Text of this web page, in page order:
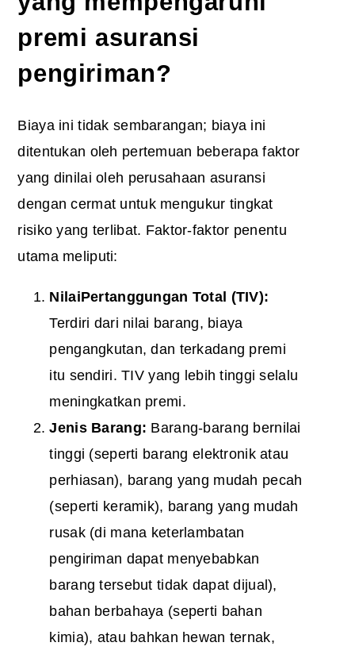
premi asuransi
pengiriman?
Biaya ini tidak sembarangan; biaya ini
ditentukan oleh pertemuan beberapa faktor
yang dinilai oleh perusahaan asuransi
dengan cermat untuk mengukur tingkat
risiko yang terlibat. Faktor-faktor penentu
utama meliputi:
NilaiPertanggungan Total (TIV):
Terdiri dari nilai barang, biaya
pengangkutan, dan terkadang premi
itu sendiri. TIV yang lebih tinggi selalu
meningkatkan premi.
Jenis Barang: Barang-barang bernilai
tinggi (seperti barang elektronik atau
perhiasan), barang yang mudah pecah
(seperti keramik), barang yang mudah
rusak (di mana keterlambatan
pengiriman dapat menyebabkan
barang tersebut tidak dapat dijual),
bahan berbahaya (seperti bahan
kimia), atau bahkan hewan ternak,